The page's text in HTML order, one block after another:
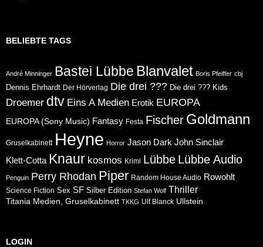
BELIEBTE TAGS
André Minninger Bastei Lübbe Blanvalet Boris Pfeiffer cbj
Dennis Ehrhardt Der Hörverlag Die drei ??? Die drei ??? Kids
Droemer dtv Eins A Medien Erotik EUROPA
EUROPA (Sony Music) Fantasy Festa Fischer Goldmann
Gruselkabinett Heyne Horror Jason Dark John Sinclair
Klett-Cotta Knaur kosmos Krimi Lübbe Lübbe Audio
Penguin Perry Rhodan Piper Random House Audio Rowohlt
Science Fiction Sex SF Silber Edition Stefan Wolf Thriller
Titania Medien, Gruselkabinett TKKG Ulf Blanck Ullstein
LOGIN